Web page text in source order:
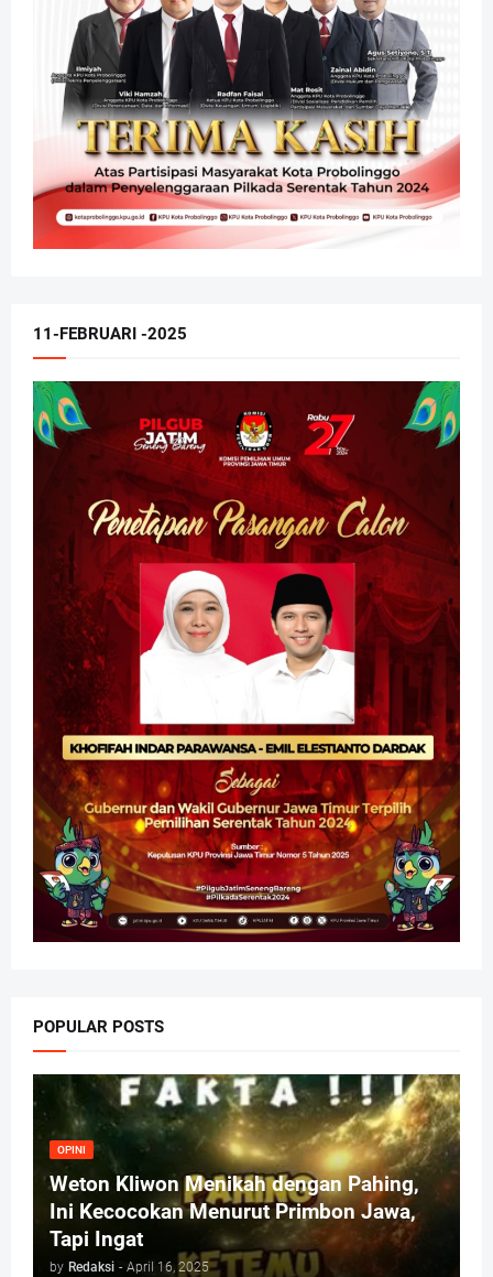
11-FEBRUARI -2025
POPULAR POSTS
OPINI
Weton Kliwon Menikah dengan Pahing,
Ini Kecocokan Menurut Primbon Jawa,
Tapi Ingat
by Redaksi - April 16, 2025